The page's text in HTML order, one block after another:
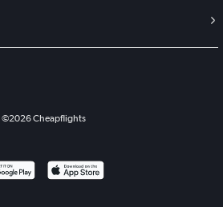
©2026Cheapflights